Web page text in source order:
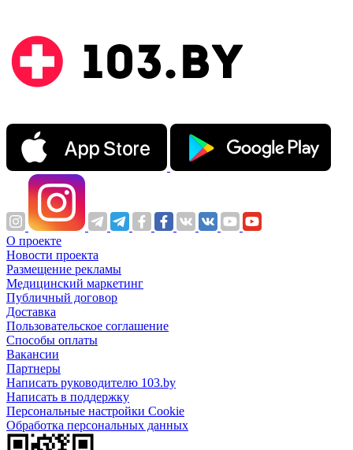
О проекте
Новости проекта
Размещение рекламы
Медицинский маркетинг
Публичный договор
Доставка
Пользовательское соглашение
Способы оплаты
Вакансии
Партнеры
Написать руководителю 103.by
Написать в поддержку
Персональные настройки Cookie
Обработка персональных данных